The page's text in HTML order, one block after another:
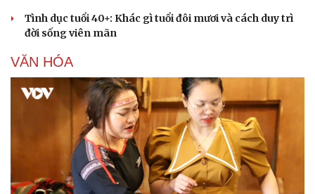
Ăn sạch sống khỏe
Tình dục tuổi 40+: Khác gì tuổi đôi mươi và cách duy trì
đời sống viên mãn
VĂN HÓA